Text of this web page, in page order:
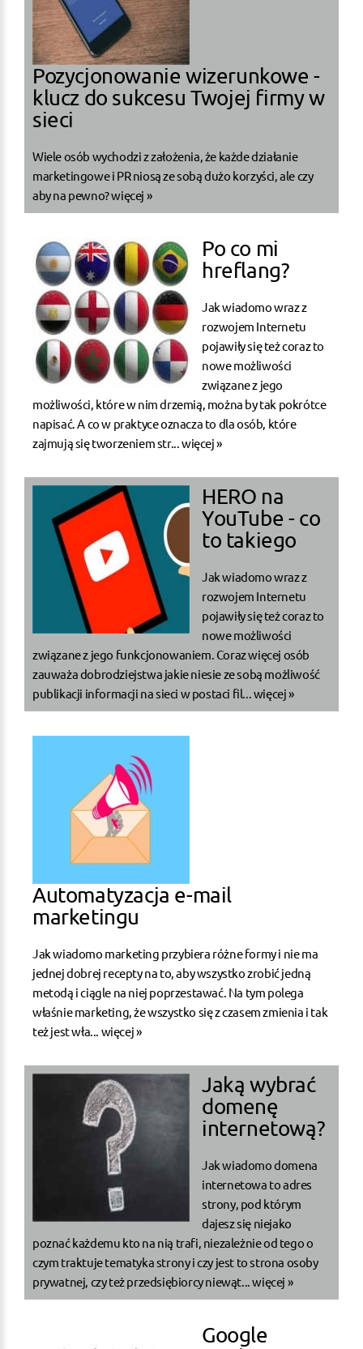
Pozycjonowanie wizerunkowe -
klucz do sukcesu Twojej firmy w
sieci
Wiele osób wychodzi z założenia, że każde działanie
marketingowe i PR niosą ze sobą dużo korzyści, ale czy
aby na pewno?więcej »
Po co mi
hreflang?
Jak wiadomo wraz z
rozwojem Internetu
pojawiły się też coraz to
nowe możliwości
związane z jego
możliwości, które w nim drzemią, można by tak pokrótce
napisać. A co w praktyce oznacza to dla osób, które
zajmują się tworzeniem str... więcej »
HERO na
YouTube - co
to takiego
Jak wiadomo wraz z
rozwojem Internetu
pojawiły się też coraz to
nowe możliwości
związane z jego funkcjonowaniem. Coraz więcej osób
zauważa dobrodziejstwa jakie niesie ze sobą możliwość
publikacji informacji na sieci w postaci fil... więcej »
Automatyzacja e-mail
marketingu
Jak wiadomo marketing przybiera różne formy i nie ma
jednej dobrej recepty na to, aby wszystko zrobić jedną
metodą i ciągle na niej poprzestawać. Na tym polega
właśnie marketing, że wszystko się z czasem zmienia i tak
też jest wła... więcej »
Jaką wybrać
domenę
internetową?
Jak wiadomo domena
internetowa to adres
strony, pod którym
dajesz się niejako
poznać każdemu kto na nią trafi, niezależnie od tego o
czym traktuje tematyka strony i czy jest to strona osoby
prywatnej, czy też przedsiębiorcy niewąt...więcej »
Google